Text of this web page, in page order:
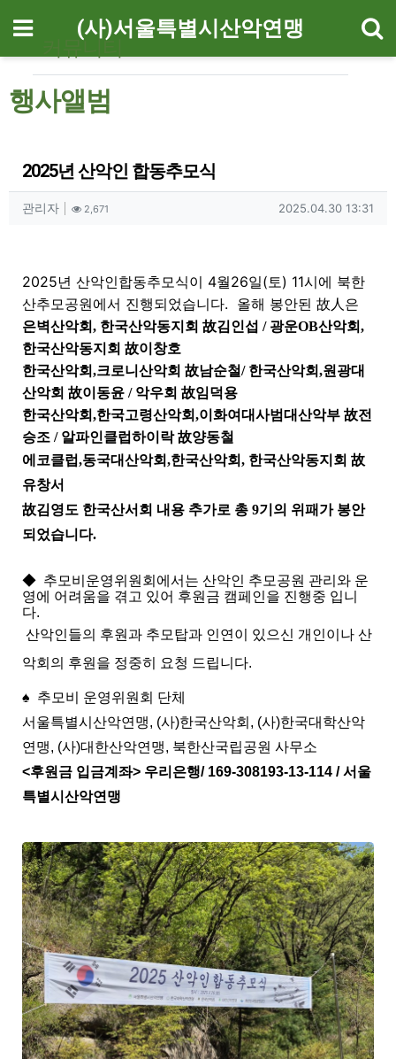
메뉴 (사)서울특별시산악연맹
커뮤니티
행사앨범
2025년 산악인 합동추모식
작성자 정보
관리자 작성2,671조회 작성일
2025.04.30 13:31
본문
2025년 산악인합동추모식이 4월26일(토) 11시에 북한
산추모공원에서 진행되었습니다. 올해 봉안된 故人은
은벽산악회, 한국산악동지회 故김인섭 / 광운OB산악회,
한국산악동지회 故이창호
한국산악회,크로니산악회 故남순철/ 한국산악회,원광대
산악회 故이동윤 / 악우회 故임덕용
한국산악회,한국고령산악회,이화여대사범대산악부 故전
승조 / 알파인클럽하이락故양동철
에코클럽,동국대산악회,한국산악회, 한국산악동지회 故
유창서
故김영도 한국산서회 내용 추가로 총 9기의 위패가 봉안
되었습니다.
◆ 추모비운영위원회에서는 산악인 추모공원 관리와 운
영에 어려움을 겪고 있어 후원금 캠페인을 진행중 입니
다.
산악인들의 후원과 추모탑과 인연이 있으신 개인이나 산
악회의 후원을 정중히 요청 드립니다.
♠ 추모비 운영위원회 단체
서울특별시산악연맹, (사)한국산악회, (사)한국대학산악
연맹, (사)대한산악연맹, 북한산국립공원 사무소
<후원금 입금계좌> 우리은행/ 169-308193-13-114 / 서울
특별시산악연맹